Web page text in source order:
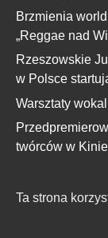
Brzmienia
„Reggae nad
Rzeszowskie
w Polsce
Warsztaty
twórców w
Ta strona